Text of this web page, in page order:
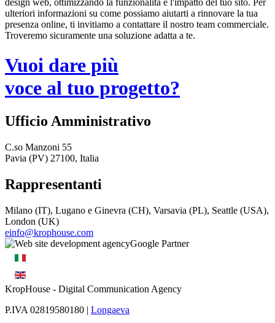
design web, ottimizzando la funzionalità e l'impatto del tuo sito. Per
ulteriori informazioni su come possiamo aiutarti a rinnovare la tua
presenza online, ti invitiamo a contattare il nostro team commerciale.
Troveremo sicuramente una soluzione adatta a te.
Vuoi dare più
voce al tuo progetto?
Ufficio Amministrativo
C.so Manzoni 55
Pavia (PV) 27100, Italia
Rappresentanti
Milano (IT), Lugano e Ginevra (CH), Varsavia (PL), Seattle (USA),
London (UK)
einfo@krophouse.com
KropHouse - Digital Communication Agency
P.IVA 02819580180 | Longaeva